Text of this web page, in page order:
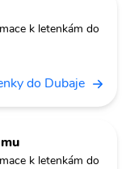
k letenkám do
do Dubaje
k letenkám do